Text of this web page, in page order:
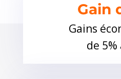
Gain
Gains
de 5%